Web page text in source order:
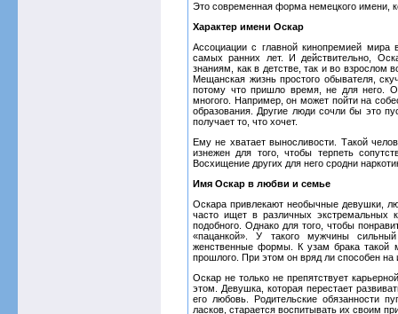
Это современная форма немецкого имени,
Характер имени Оскар
Ассоциации с главной кинопремией мира
самых ранних лет. И действительно,
знаниям, как в детстве, так и во взрослом
Мещанская жизнь простого обывателя,
потому что пришло время, не для него.
многого. Например, он может пойти на
образования. Другие люди сочли бы это
получает то, что хочет.
Ему не хватает выносливости. Такой
изнежен для того, чтобы терпеть
Восхищение других для него сродни
Имя Оскар в любви и семье
Оскара привлекают необычные девушки,
часто ищет в различных экстремальных
подобного. Однако для того, чтобы
«пацанкой». У такого мужчины
женственные формы. К узам брака такой
прошлого. При этом он вряд ли способен на
Оскар не только не препятствует
этом. Девушка, которая перестает
его любовь. Родительские обязанности
ласков, старается воспитывать их своим